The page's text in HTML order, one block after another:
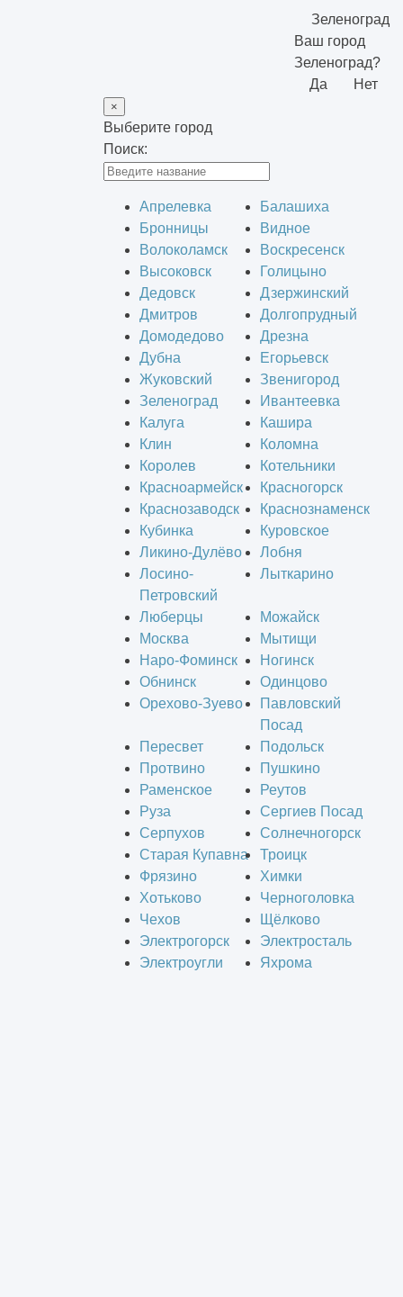
Зеленоград
Ваш город
Зеленоград?
Да
Нет
×
Выберите город
Поиск:
Апрелевка
Балашиха
Бронницы
Видное
Волоколамск
Воскресенск
Высоковск
Голицыно
Дедовск
Дзержинский
Дмитров
Долгопрудный
Домодедово
Дрезна
Дубна
Егорьевск
Жуковский
Звенигород
Зеленоград
Ивантеевка
Калуга
Кашира
Клин
Коломна
Королев
Котельники
Красноармейск
Красногорск
Краснозаводск
Краснознаменск
Кубинка
Куровское
Ликино-Дулёво
Лобня
Лосино-
Петровский
Лыткарино
Люберцы
Можайск
Москва
Мытищи
Наро-Фоминск
Ногинск
Обнинск
Одинцово
Орехово-Зуево
Павловский
Посад
Пересвет
Подольск
Протвино
Пушкино
Раменское
Реутов
Руза
Сергиев Посад
Серпухов
Солнечногорск
Старая Купавна
Троицк
Фрязино
Химки
Хотьково
Черноголовка
Чехов
Щёлково
Электрогорск
Электросталь
Электроугли
Яхрома